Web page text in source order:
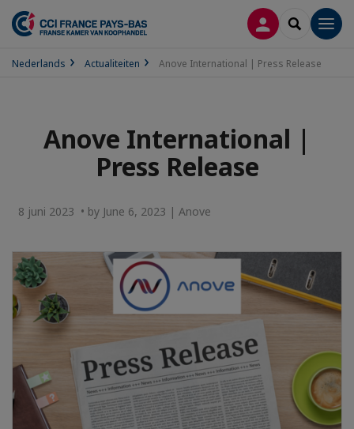
INLOGGEN
SEARCH
Nederlands Actualiteiten Anove International | Press Release
Anove International |
Press Release
8 juni 2023 • by June 6, 2023 | Anove